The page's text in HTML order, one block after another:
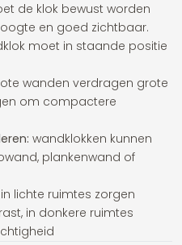
de klok bewust worden
en goed zichtbaar.
moet in staande positie
wanden verdragen grote
om compactere
wandklokken kunnen
plankenwand of
in lichte ruimtes zorgen
in donkere ruimtes